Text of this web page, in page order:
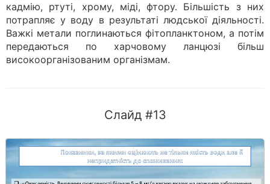
кадмію, ртуті, хрому, міді, фтору. Більшість з них
потрапляє у воду в результаті людської діяльності.
Важкі метали поглинаються фітопланктоном, а потім
передаються по харчовому ланцюзі більш
високоорганізованим організмам.
Слайд #13